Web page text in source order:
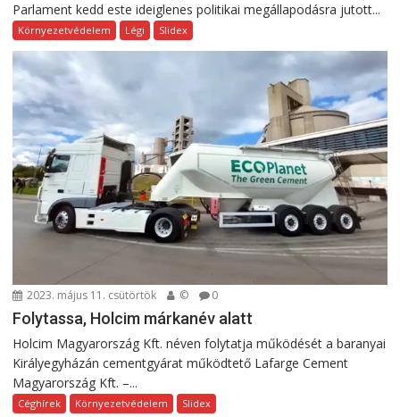
Parlament kedd este ideiglenes politikai megállapodásra jutott...
Környezetvédelem Légi Slidex
2023. május 11. csütörtök © 0
Folytassa, Holcim márkanév alatt
Holcim Magyarország Kft. néven folytatja működését a baranyai
Királyegyházán cementgyárat működtető Lafarge Cement
Magyarország Kft. –...
Céghírek Környezetvédelem Slidex